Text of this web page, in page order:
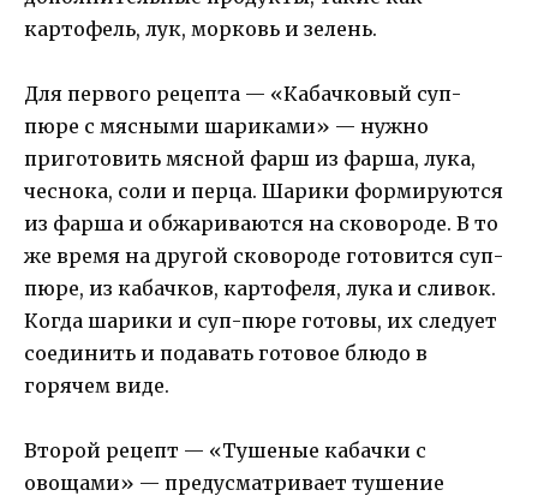
картофель, лук, морковь и зелень.
Для первого рецепта — «Кабачковый суп-
пюре с мясными шариками» — нужно
приготовить мясной фарш из фарша, лука,
чеснока, соли и перца. Шарики формируются
из фарша и обжариваются на сковороде. В то
же время на другой сковороде готовится суп-
пюре, из кабачков, картофеля, лука и сливок.
Когда шарики и суп-пюре готовы, их следует
соединить и подавать готовое блюдо в
горячем виде.
Второй рецепт — «Тушеные кабачки с
овощами» — предусматривает тушение